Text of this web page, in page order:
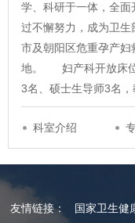
学、科研于一体，全
过不懈努力，成为卫
市及朝阳区危重孕产
地。 妇产科开放床位
3名、硕士生导师3名
科室介绍
友情链接： 国家卫生健